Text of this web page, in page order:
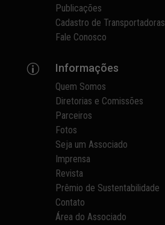
Publicações
Cadastro de Transportadoras
Fale Conosco
p Informações
Quem Somos
Diretorias e Comissões
Parceiros
Fotos
Seja um Associado
Imprensa
Revista
Prêmio de Sustentabilidade
Contato
Área do Associado